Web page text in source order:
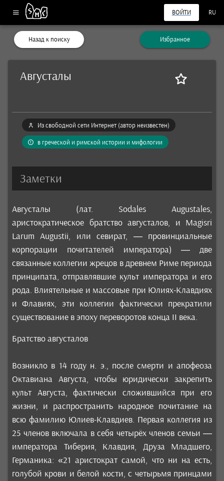
ВОЙТИ RU
Назад к поиску Избранное
Августалы
Из свободной сети Интернет (автор неизвестен)
в греческой и римской истории и мифологии
Заметки
Августалы (лат. Sodales Augustales,
аристократическое братство августалов, и Magisri
Larum Augustii, или севират, — провинциальные
корпорации почитателей императора) — две
связанные коллегии жрецов в древнем Риме периода
принципата, отправлявшие культ императора и его
рода. Влиятельные и массовые при Юлиях-Клавдиях
и Флавиях, эти коллегии фактически прекратили
существование в эпоху переворотов конца II века.
Братство августалов
Возникло в 14 году н. э., после смерти и апофеоза
Октавиана Августа, чтобы юридически закрепить
культ Августа, фактически сложившийся при его
жизни, и распространить народное почитание на
всю фамилию Юлиев-Клавдиев. Первая коллегия из
25 членов включала в себя четырёх членов семьи —
императора Тиберия, Клавдия, Друза Младшего,
Германика: «21 аристократ самой, что ни на есть,
голубой крови и белой кости, с четырьмя принцами